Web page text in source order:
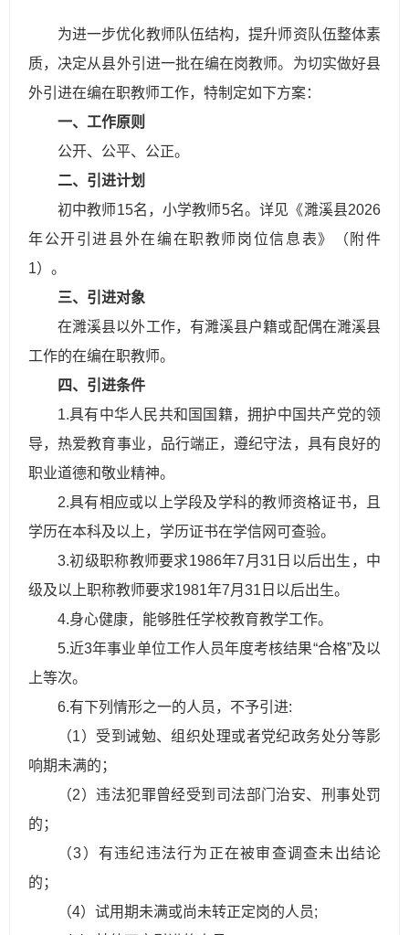
为进一步优化教师队伍结构，提升师资队伍整体素
质，决定从县外引进一批在编在岗教师。为切实做好县
外引进在编在职教师工作，特制定如下方案：
一、工作原则
公开、公平、公正。
二、引进计划
初中教师15名，小学教师5名。详见《濉溪县2026
年公开引进县外在编在职教师岗位信息表》（附件
1）。
三、引进对象
在濉溪县以外工作，有濉溪县户籍或配偶在濉溪县
工作的在编在职教师。​
四、引进条件
1.具有中华人民共和国国籍，拥护中国共产党的领
导，热爱教育事业，品行端正，遵纪守法，具有良好的
职业道德和敬业精神。​
2.具有相应或以上学段及学科的教师资格证书，且
学历在本科及以上，学历证书在学信网可查验。​
3.初级职称教师要求1986年7月31日以后出生，中
级及以上职称教师要求1981年7月31日以后出生。​
4.身心健康，能够胜任学校教育教学工作。​
5.近3年事业单位工作人员年度考核结果“合格”及以
上等次。
6.有下列情形之一的人员，不予引进:
（1）受到诫勉、组织处理或者党纪政务处分等影
响期未满的；
（2）违法犯罪曾经受到司法部门治安、刑事处罚
的；
（3）有违纪违法行为正在被审查调查未出结论
的；
（4）试用期未满或尚未转正定岗的人员;